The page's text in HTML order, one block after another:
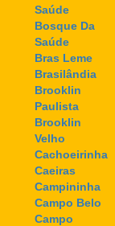
Saúde
Bosque Da
Saúde
Bras Leme
Brasilândia
Brooklin
Paulista
Brooklin
Velho
Cachoeirinha
Caeiras
Campininha
Campo Belo
Campo